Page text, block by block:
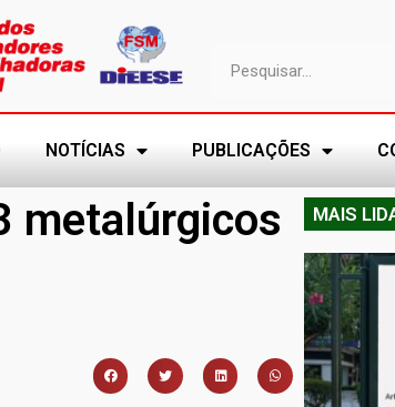
NOTÍCIAS PUBLICAÇÕES
metalúrgicos
MAIS